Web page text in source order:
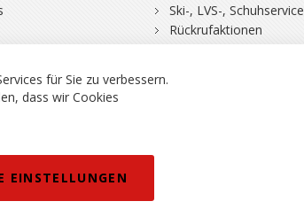
Ski-, LVS-, Schuhservice
Rückrufaktionen
DSV-Skiversicherung
und Preisänderungen vorbehalten.
für Sie zu verbessern.
dass wir Cookies
EINSTELLUNGEN